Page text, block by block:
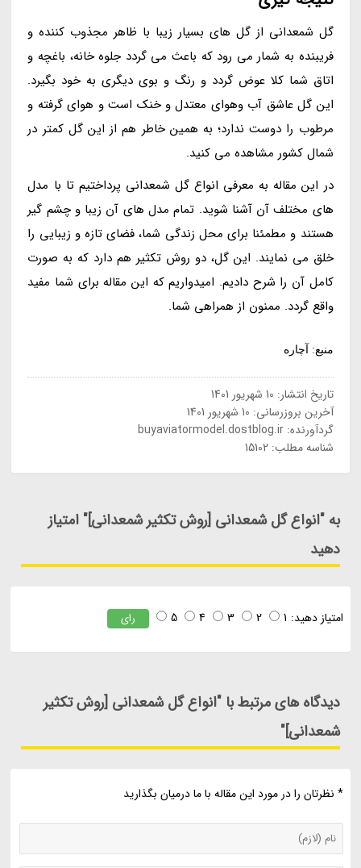
گل شمعدانی از گل های بسیار زیبا با ظاهر مجذوب کننده و
فریبنده به شمار می رود که باعث می گردد جلوه خانه، باغچه و
اتاق شما کلا عوض گردد و رنگ و بوی دیگری به خود بگیرد.
این گل عاشق آب وهوای معتدل و خنک است و هوای گرفته و
مرطوب را دوست ندارد؛ به همین خاطر هم از این گل کمتر در
شمال کشور مشاهده می کنید.
در این مقاله به معرفی انواع گل شمعدانی پرداختیم تا با مدل
های مختلف آن آشنا شوید. تمام مدل های آن زیبا و چشم گیر
هستند و مطمئنا برای محل زندگی شما، فضای تازه و زیبایی را
خلق می نمایند. این گل، دو روش تکثیر هم دارد که به صورت
کامل آن را شرح دادیم. امیدواریم که این مقاله برای شما مفید
واقع گردد. ممنون از همراهی شما.
منبع: آچاره
تاریخ انتشار: 10 شهریور 1401
آخرین بروزرسانی: 10 شهریور 1401
گردآورنده:buyaviatormodel.dostblog.ir
شناسه مطلب: 15102
به "انواع گل شمعدانی [روش تکثیر شمعدانی]" امتیاز
دهید
امتیاز دهید: 1
2
3
4
5 رای
دیدگاه های مرتبط با "انواع گل شمعدانی [روش تکثیر
شمعدانی]"
* نظرتان را در مورد این مقاله با ما درمیان بگذارید